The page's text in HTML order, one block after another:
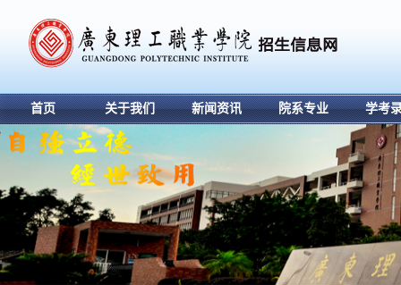
首页 关于我们 新闻资讯 院系专业 学考